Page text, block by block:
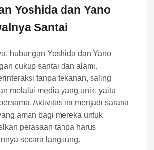
Yoshida dan Yano
Santai
hubungan Yoshida dan Yano
cukup santai dan alami.
tanpa tekanan, saling
melalui media yang unik, yaitu
Aktivitas ini menjadi sarana
aman bagi mereka untuk
perasaan tanpa harus
secara langsung.